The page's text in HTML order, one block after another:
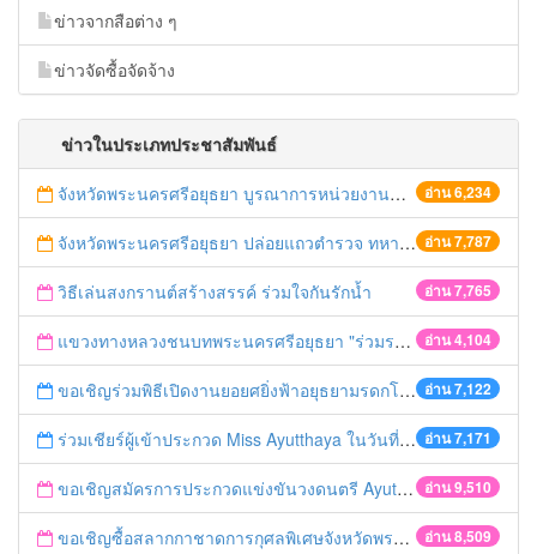
ข่าวจากสือต่าง ๆ
ข่าวจัดซื้อจัดจ้าง
ข่าวในประเภทประชาสัมพันธ์
อ่าน 6,234
จังหวัดพระนครศรีอยุธยา บูรณาการหน่วยงานที่เกี่ยวข้อง ลงพื้นที่จัดระเบียบและดำเนินมาตรการตามบทลงโทษสูงสุดกับผู้ประกอบการร้านค้าที่ยังฝ่าฝืนตั้งร้านค้ารุกล้ำเขตพื้นที่ทางหลวง เตรียมความปลอดภัยก่อนเทศกาลสงกรานต์
อ่าน 7,787
จังหวัดพระนครศรีอยุธยา ปล่อยแถวตำรวจ ทหาร ฝ่ายปกครอง กว่า 100 นาย ตรวจเข้มท่ารถสาธารณะ สถานีขนส่งรถโดยสาร วินรถตู้ และสถานีรถไฟ เตรียมรับมือเทศกาลสงกรานต์
อ่าน 7,765
วิธีเล่นสงกรานต์สร้างสรรค์ ร่วมใจกันรักน้ำ
อ่าน 4,104
แขวงทางหลวงชนบทพระนครศรีอยุธยา "ร่วมรณรงค์ ขับช้า เปิดไฟหน้า คาดเข็มขัด" เทศกาลสงกรานต์ ปี 2561
อ่าน 7,122
ขอเชิญร่วมพิธีเปิดงานยอยศยิ่งฟ้าอยุธยามรดกโลก
อ่าน 7,171
ร่วมเชียร์ผู้เข้าประกวด Miss Ayutthaya ในวันที่ 15 ธันวาคม 2560
อ่าน 9,510
ขอเชิญสมัครการประกวดแข่งขันวงดนตรี Ayutthaya battle of the bands
อ่าน 8,509
ขอเชิญซื้อสลากกาชาดการกุศลพิเศษจังหวัดพระนครศรีอยุธยา 2560